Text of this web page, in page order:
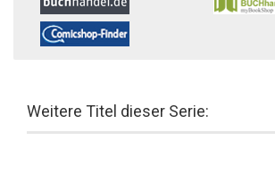
Weitere Titel dieser Serie: